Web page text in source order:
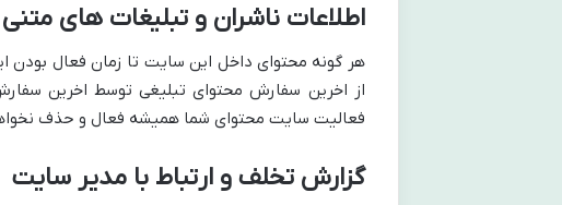
اطلاعات ناشران و تبلیغات های
هر گونه محتوای داخل این سایت تا زمان فعال
فعالیت سایت محتوای شما همیشه فعال و حذف
گزارش تخلف و ارتباط با مدیر سایت